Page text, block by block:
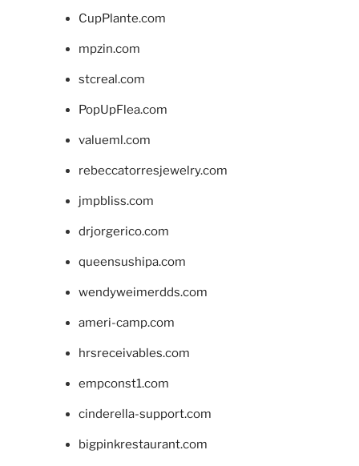
CupPlante.com
mpzin.com
stcreal.com
PopUpFlea.com
valueml.com
rebeccatorresjewelry.com
jmpbliss.com
drjorgerico.com
queensushipa.com
wendyweimerdds.com
ameri-camp.com
hrsreceivables.com
empconst1.com
cinderella-support.com
bigpinkrestaurant.com